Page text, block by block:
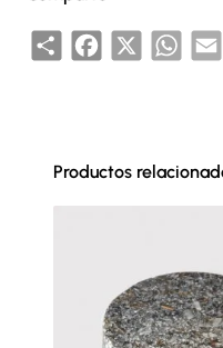
ShareFacebook
X
Productos